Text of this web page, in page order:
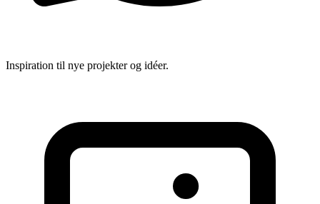
Inspiration til nye projekter og idéer.